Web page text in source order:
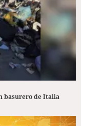
basurero de Italia